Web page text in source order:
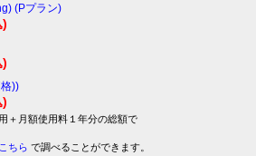
(Pプラン)
)
)
))
)
＋月額使用料１年分の総額で
こちら で調べることができます。